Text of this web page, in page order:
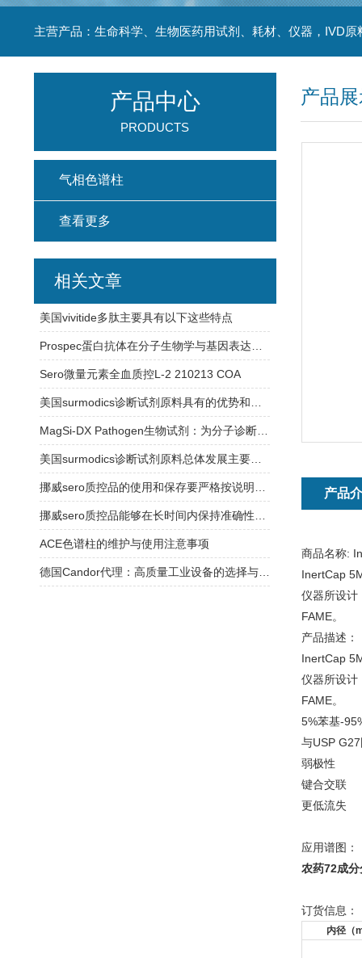
主营产品：生命科学、生物医药用试剂、耗材、仪器，IVD原
产品
产品
商品名称:
InertCap
仪器所设计
FAME。
产品描述：
InertCap
仪器所设计
FAME。
5%苯基-
与USP
弱极性
键合交联
更低流失
应用谱图：
农药72成分
订货信息：
内径（
产品中心
PRODUCTS
气相色谱柱
查看更多
相关文章
美国vivitide多肽主要具有以下这些特点
Sero微量元素全血质控L-2 210213 COA
ACE色谱柱的维护与使用注意事项